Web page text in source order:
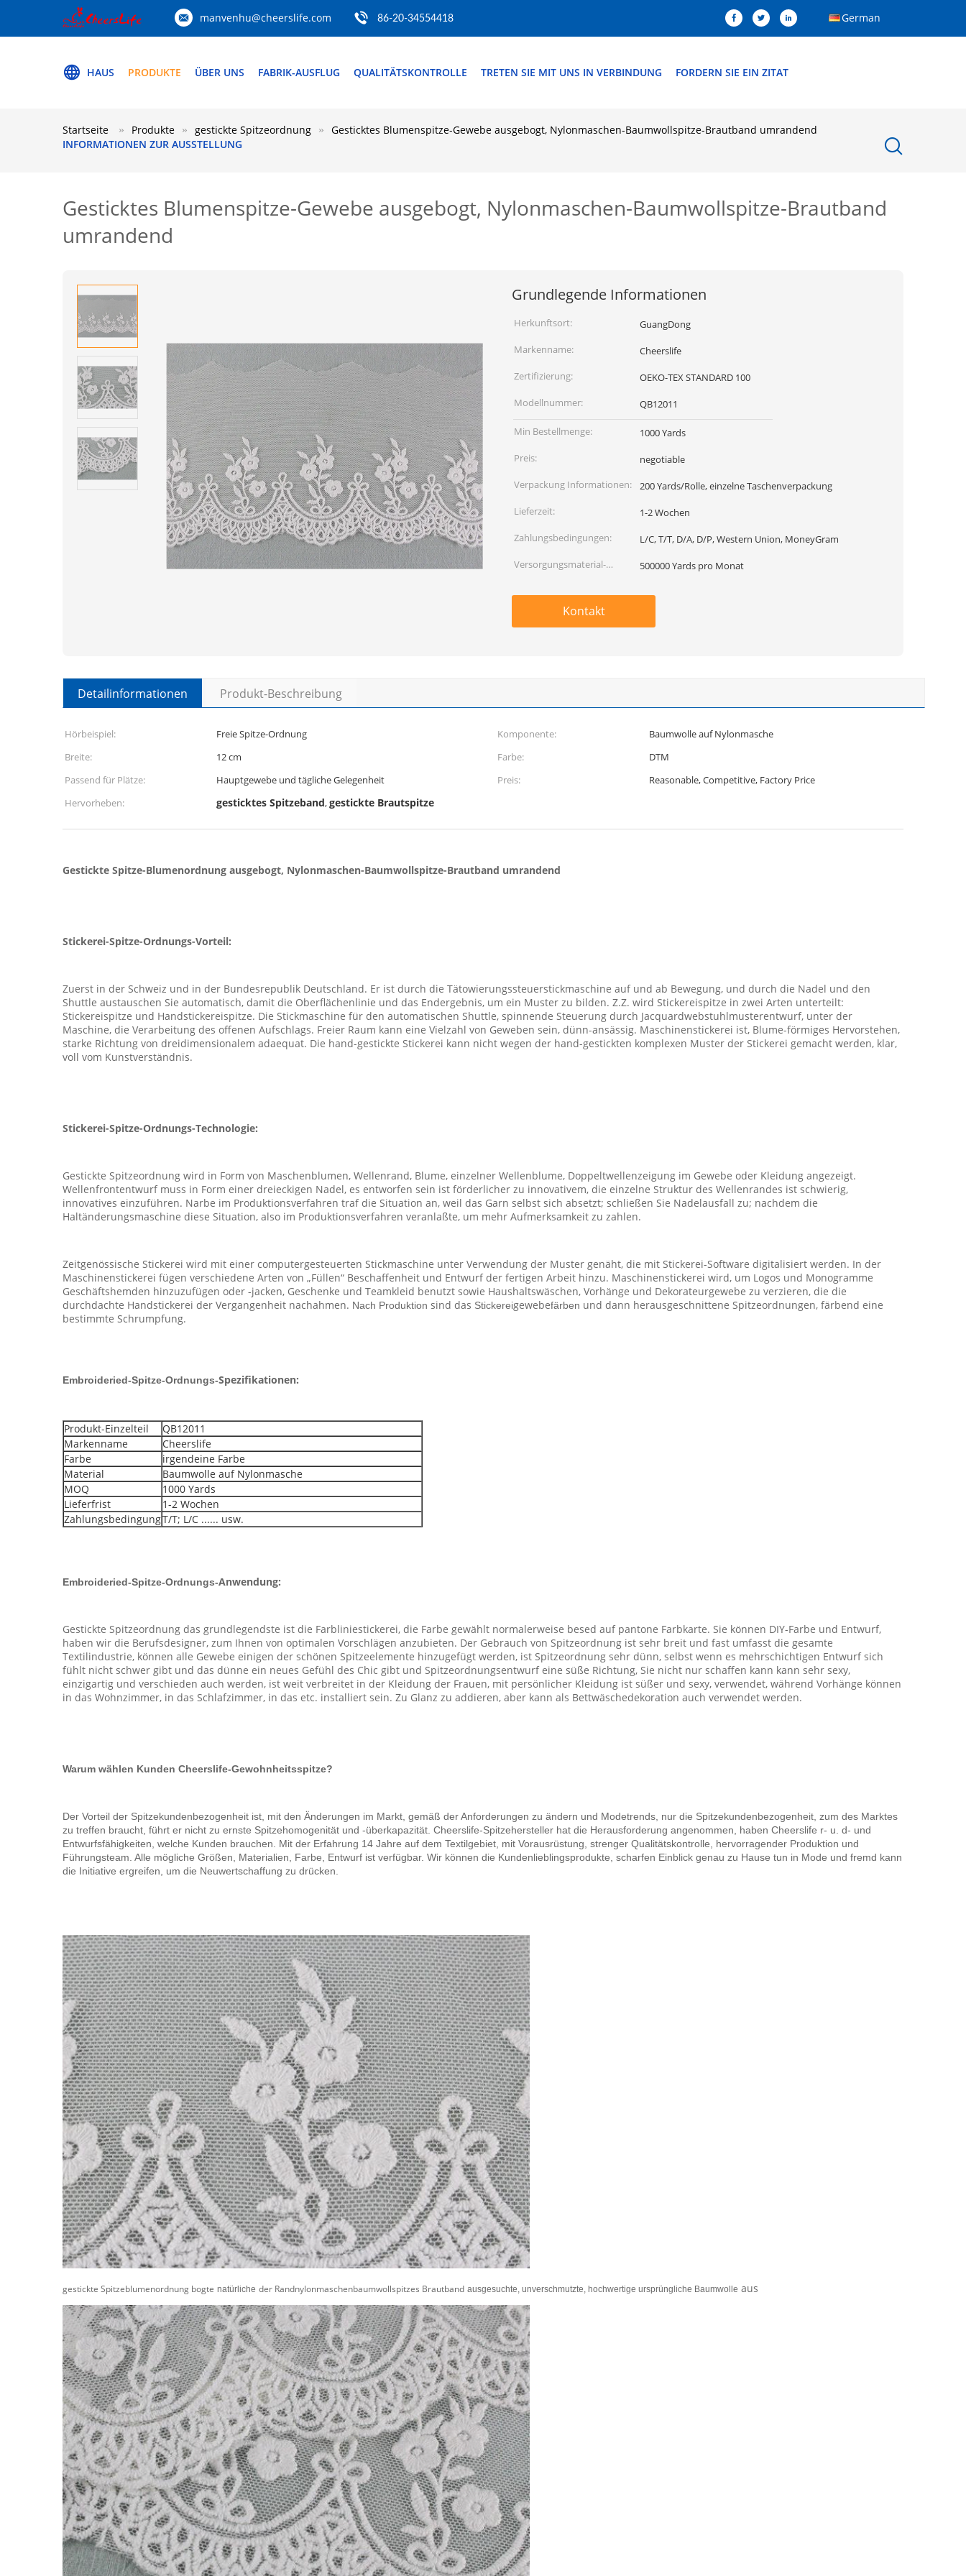
manvenhu@cheerslife.com 86-20-34554418 German
HAUS PRODUKTE ÜBER UNS FABRIK-AUSFLUG QUALITÄTSKONTROLLE TRETEN SIE MIT UNS IN VERBINDUNG FORDERN SIE EIN ZITAT
INFORMATIONEN ZUR AUSSTELLUNG
Startseite Produkte gestickte Spitzeordnung Gesticktes Blumenspitze-Gewebe ausgebogt, Nylonmaschen-Baumwollspitze-Brautband umrandend
Gesticktes Blumenspitze-Gewebe ausgebogt, Nylonmaschen-Baumwollspitze-Brautband
umrandend
Grundlegende Informationen
Herkunftsort:
GuangDong
Markenname:
Cheerslife
Zertifizierung:
OEKO-TEX STANDARD 100
Modellnummer:
QB12011
Min Bestellmenge:
1000 Yards
Preis:
negotiable
Verpackung Informationen:
200 Yards/Rolle, einzelne Taschenverpackung
Lieferzeit:
1-2 Wochen
Zahlungsbedingungen:
L/C, T/T, D/A, D/P, Western Union, MoneyGram
Versorgungsmaterial-
500000 Yards pro Monat
Kontakt
Detailinformationen Produkt-Beschreibung
Hörbeispiel: Freie Spitze-Ordnung Komponente:
Baumwolle auf Nylonmasche
Breite:
12 cm Farbe:
DTM
Passend für Plätze:
Hauptgewebe und tägliche Gelegenheit Preis:
Reasonable, Competitive, Factory Price
Hervorheben:
gesticktes Spitzeband,gestickte Brautspitze
Gestickte Spitze-Blumenordnung ausgebogt, Nylonmaschen-Baumwollspitze-Brautband umrandend
Stickerei-Spitze-Ordnungs-Vorteil:
Zuerst in der Schweiz und in der Bundesrepublik Deutschland. Er ist durch die Tätowierungssteuerstickmaschine auf und ab Bewegung, und durch die Nadel und den
Shuttle austauschen Sie automatisch, damit die Oberflächenlinie und das Endergebnis, um ein Muster zu bilden. Z.Z. wird Stickereispitze in zwei Arten unterteilt:
Stickereispitze und Handstickereispitze. Die Stickmaschine für den automatischen Shuttle, spinnende Steuerung durch Jacquardwebstuhlmusterentwurf, unter der
Maschine, die Verarbeitung des offenen Aufschlags. Freier Raum kann eine Vielzahl von Geweben sein, dünn-ansässig. Maschinenstickerei ist, Blume-förmiges Hervorstehen,
starke Richtung von dreidimensionalem adaequat. Die hand-gestickte Stickerei kann nicht wegen der hand-gestickten komplexen Muster der Stickerei gemacht werden, klar,
voll vom Kunstverständnis.
Stickerei-Spitze-Ordnungs-Technologie:
Gestickte Spitzeordnung wird in Form von Maschenblumen, Wellenrand, Blume, einzelner Wellenblume, Doppeltwellenzeigung im Gewebe oder Kleidung angezeigt.
Wellenfrontentwurf muss in Form einer dreieckigen Nadel, es entworfen sein ist förderlicher zu innovativem, die einzelne Struktur des Wellenrandes ist schwierig,
innovatives einzuführen. Narbe im Produktionsverfahren traf die Situation an, weil das Garn selbst sich absetzt; schließen Sie Nadelausfall zu; nachdem die
Haltänderungsmaschine diese Situation, also im Produktionsverfahren veranlaßte, um mehr Aufmerksamkeit zu zahlen.
Zeitgenössische Stickerei wird mit einer computergesteuerten Stickmaschine unter Verwendung der Muster genäht, die mit Stickerei-Software digitalisiert werden. In der
Maschinenstickerei fügen verschiedene Arten von „Füllen“ Beschaffenheit und Entwurf der fertigen Arbeit hinzu. Maschinenstickerei wird, um Logos und Monogramme
Geschäftshemden hinzuzufügen oder -jacken, Geschenke und Teamkleid benutzt sowie Haushaltswäschen, Vorhänge und Dekorateurgewebe zu verzieren, die die
durchdachte Handstickerei der Vergangenheit nachahmen. Nach Produktion sind das Stickereigewebefärben und dann herausgeschnittene Spitzeordnungen, färbend eine
bestimmte Schrumpfung.
Embroideried-Spitze-Ordnungs-Spezifikationen:
Produkt-Einzelteil
QB12011
Markenname
Cheerslife
Farbe
irgendeine Farbe
Material
Baumwolle auf Nylonmasche
MOQ
1000 Yards
Lieferfrist
1-2 Wochen
ZahlungsbedingungT/T; L/C ...... usw.
Embroideried-Spitze-Ordnungs-Anwendung:
Gestickte Spitzeordnung das grundlegendste ist die Farbliniestickerei, die Farbe gewählt normalerweise besed auf pantone Farbkarte. Sie können DIY-Farbe und Entwurf,
haben wir die Berufsdesigner, zum Ihnen von optimalen Vorschlägen anzubieten. Der Gebrauch von Spitzeordnung ist sehr breit und fast umfasst die gesamte
Textilindustrie, können alle Gewebe einigen der schönen Spitzeelemente hinzugefügt werden, ist Spitzeordnung sehr dünn, selbst wenn es mehrschichtigen Entwurf sich
fühlt nicht schwer gibt und das dünne ein neues Gefühl des Chic gibt und Spitzeordnungsentwurf eine süße Richtung, Sie nicht nur schaffen kann kann sehr sexy,
einzigartig und verschieden auch werden, ist weit verbreitet in der Kleidung der Frauen, mit persönlicher Kleidung ist süßer und sexy, verwendet, während Vorhänge können
in das Wohnzimmer, in das Schlafzimmer, in das etc. installiert sein. Zu Glanz zu addieren, aber kann als Bettwäschedekoration auch verwendet werden.
Warum wählen Kunden Cheerslife-Gewohnheitsspitze?
Der Vorteil der Spitzekundenbezogenheit ist, mit den Änderungen im Markt, gemäß der Anforderungen zu ändern und Modetrends, nur die Spitzekundenbezogenheit, zum des Marktes
zu treffen braucht, führt er nicht zu ernste Spitzehomogenität und -überkapazität. Cheerslife-Spitzehersteller hat die Herausforderung angenommen, haben Cheerslife r- u. d- und
Entwurfsfähigkeiten, welche Kunden brauchen. Mit der Erfahrung 14 Jahre auf dem Textilgebiet, mit Vorausrüstung, strenger Qualitätskontrolle, hervorragender Produktion und
Führungsteam. Alle mögliche Größen, Materialien, Farbe, Entwurf ist verfügbar. Wir können die Kundenlieblingsprodukte, scharfen Einblick genau zu Hause tun in Mode und fremd kann
die Initiative ergreifen, um die Neuwertschaffung zu drücken.
gestickte Spitzeblumenordnung bogte natürliche der Randnylonmaschenbaumwollspitzes Brautband ausgesuchte, unverschmutzte, hochwertige ursprüngliche Baumwolle aus